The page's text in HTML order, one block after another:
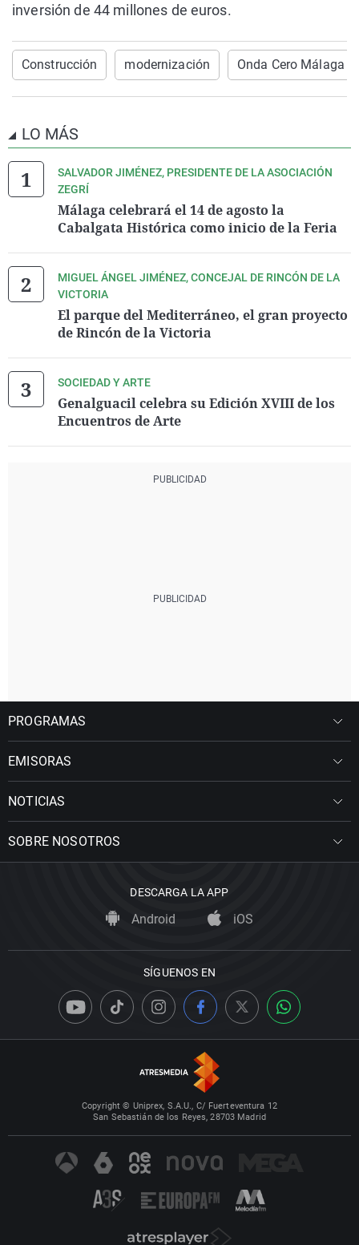
inversión de 44 millones de euros.
Construcción modernización Onda Cero Málaga
LO MÁS
SALVADOR JIMÉNEZ, PRESIDENTE DE LA ASOCIACIÓN
ZEGRÍ
Málaga celebrará el 14 de agosto la
Cabalgata Histórica como inicio de la Feria
MIGUEL ÁNGEL JIMÉNEZ, CONCEJAL DE RINCÓN DE LA
VICTORIA
El parque del Mediterráneo, el gran proyecto
de Rincón de la Victoria
SOCIEDAD Y ARTE
Genalguacil celebra su Edición XVIII de los
Encuentros de Arte
PROGRAMAS
EMISORAS
NOTICIAS
SOBRE NOSOTROS
DESCARGA LA APP
Android iOS
SÍGUENOS EN
Copyright © Uniprex, S.A.U., C/ Fuerteventura 12
San Sebastián de los Reyes, 28703 Madrid